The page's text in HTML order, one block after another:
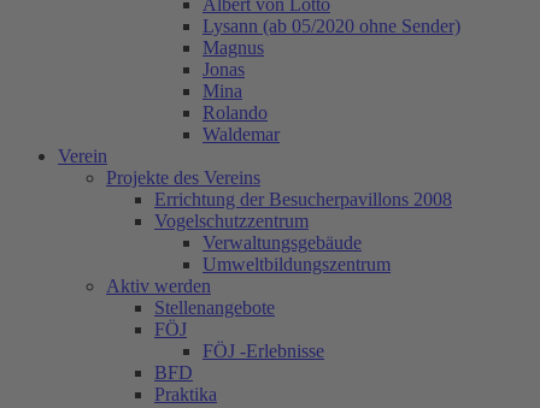
Lysann (ab 05/2020 ohne Sender)
Magnus
Jonas
Mina
Rolando
Waldemar
Verein
Projekte des Vereins
Errichtung der Besucherpavillons 2008
Vogelschutzzentrum
Verwaltungsgebäude
Umweltbildungszentrum
Aktiv werden
Stellenangebote
FÖJ
FÖJ -Erlebnisse
BFD
Praktika